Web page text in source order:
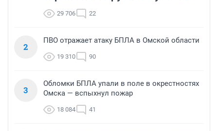
29 706 22
2
ПВО отражает атаку БПЛА в Омской области
19 310 90
3
Обломки БПЛА упали в поле в окрестностях
Омска — вспыхнул пожар
18 084 41